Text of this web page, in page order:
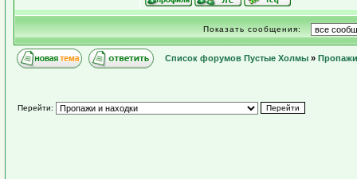
Показать сообщения:
Список форумов Пустые Холмы »
Перейти: